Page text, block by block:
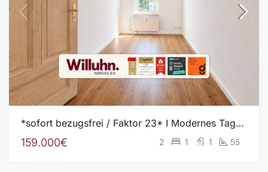
*sofort bezugsfrei / Faktor 23* I Modernes Tageslichtbad mit Dusche, Wanne und WM-Anschluss I Keller
159.000€ 2 1 1 55